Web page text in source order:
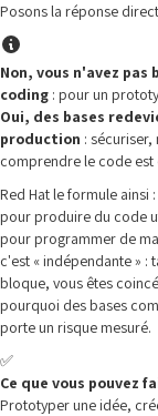
Posons la réponse
Non, vous n'avez
coding : pour un
Oui, des bases
production :
comprendre le code
Red Hat le formule
pour produire du code
pour programmer de
c'est « indépendante » :
bloque, vous êtes
pourquoi des bases
porte un risque mesuré.
✅
Ce que vous pouvez
Prototyper une idée,